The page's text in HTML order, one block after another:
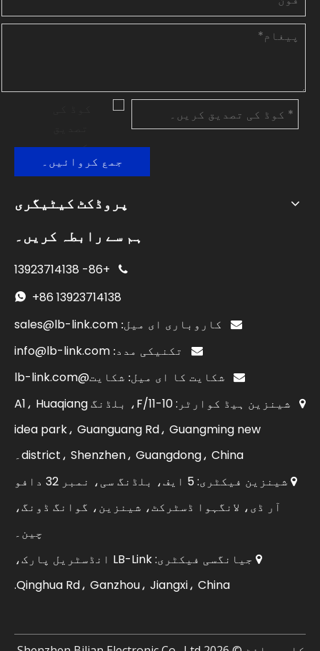
جمع کروائیں۔
پروڈکٹ کیٹیگری
ہم سے رابطہ کریں۔

+86-
13923714138
 +86 13923714138
 کاروباری ای میل: sales@lb-link.com
 تکنیکی مدد: info@lb-link.com
 شکایت کا ای میل: شکایت@lb-link.com

شینزین ہیڈ کوارٹر: 10-11/F، بلڈنگ A1، Huaqiang
idea park، Guanguang Rd، Guangming new
district، Shenzhen، Guangdong، China۔

شینزین فیکٹری: 5 ایف، بلڈنگ سی، نمبر 32 دافو
آر ڈی، لانگہوا ڈسٹرکٹ، شینزین، گوانگ ڈونگ،
چین۔

جیانگسی فیکٹری: LB-Link انڈسٹریل پارک،
Qinghua Rd، Ganzhou، Jiangxi، China.